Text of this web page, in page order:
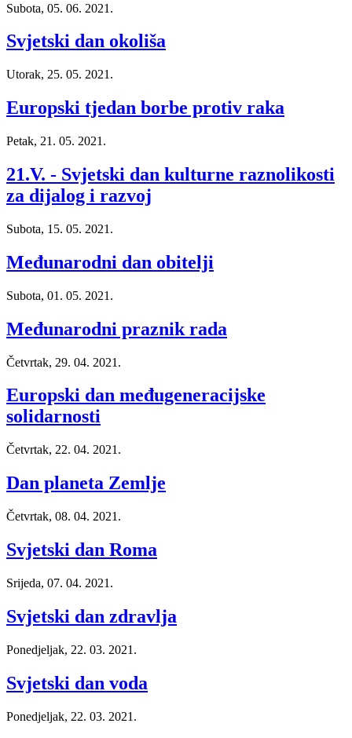
Subota, 05. 06. 2021.
Svjetski dan okoliša
Utorak, 25. 05. 2021.
Europski tjedan borbe protiv raka
Petak, 21. 05. 2021.
21.V. - Svjetski dan kulturne raznolikosti
za dijalog i razvoj
Subota, 15. 05. 2021.
Međunarodni dan obitelji
Subota, 01. 05. 2021.
Međunarodni praznik rada
Četvrtak, 29. 04. 2021.
Europski dan međugeneracijske
solidarnosti
Četvrtak, 22. 04. 2021.
Dan planeta Zemlje
Četvrtak, 08. 04. 2021.
Svjetski dan Roma
Srijeda, 07. 04. 2021.
Svjetski dan zdravlja
Ponedjeljak, 22. 03. 2021.
Svjetski dan voda
Ponedjeljak, 22. 03. 2021.